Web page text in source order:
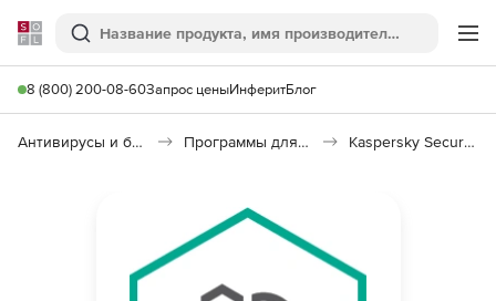
Softline
Поиск
8 (800) 200-08-60Запрос ценыИнферитБлог
Антивирусы и безопасность Программы для защиты информации Kaspersky Security для виртуальных и облачных сред